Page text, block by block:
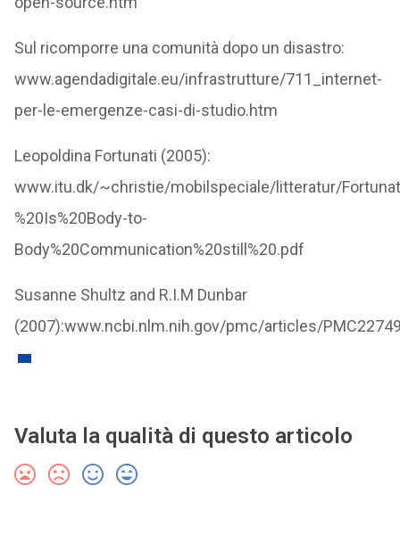
Sul ricomporre una comunità dopo un disastro:
www.agendadigitale.eu/infrastrutture/711_internet-
per-le-emergenze-casi-di-studio.htm
Leopoldina Fortunati (2005):
www.itu.dk/~christie/mobilspeciale/litteratur/
%20Is%20Body-to-
Body%20Communication%20still%20.pdf
Susanne Shultz and R.I.M Dunbar
(2007):www.ncbi.nlm.nih.gov/pmc/articles/
Valuta la qualità di questo articolo